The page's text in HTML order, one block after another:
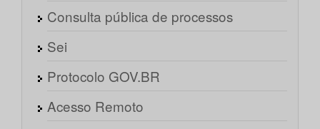
Consulta pública de processos
Sei
Protocolo GOV.BR
Acesso Remoto